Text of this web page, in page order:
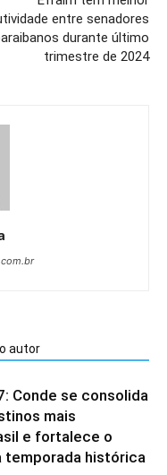
entre senadores
durante último
trimestre de 2024
autor
Conde se consolida
mais
e fortalece o
temporada histórica